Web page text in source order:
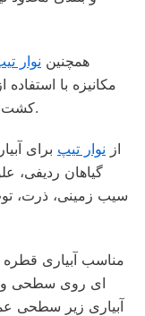
همچنین نوار
مکانیزه با
کشت های متراکم و ردیفی بسیار مناسب است.
از نوار تیپ برای
گیاهان ردیفی،
سیب زمینی، ذرت،
ای روی سطحی
آبیاری زیر سطحی